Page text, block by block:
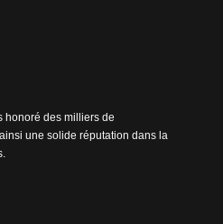
honoré des milliers de
une solide réputation dans la